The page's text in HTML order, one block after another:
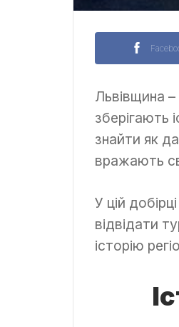
Львівщина –
зберігають
знайти як
вражають
У цій
відвідати
історію